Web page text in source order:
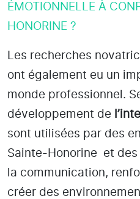
ÉMOTIONNELLE À
HONORINE ?
Les recherches
ont également eu un
monde professionnel.
développement de
sont utilisées par des
Sainte-Honorine
et
la communication,
créer des